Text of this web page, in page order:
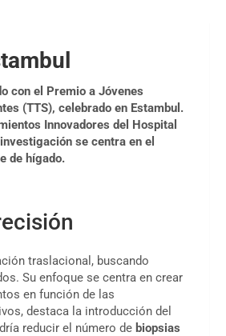
con el Premio a Jóvenes
(TTS), celebrado en Estambul.
Innovadores del Hospital
se centra en el
de hígado.
traslacional, buscando
Su enfoque se centra en crear
en función de las
destaca la introducción del
reducir el número de biopsias